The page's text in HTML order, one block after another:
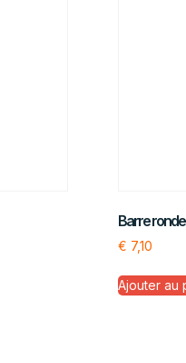
Barre
€ 7,10
Ajouter au